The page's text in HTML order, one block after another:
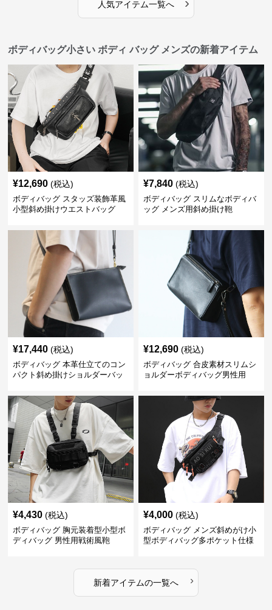
人気アイテム一覧へ
ボディバッグ小さい ボディ バッグ メンズの新着アイテム
¥12,690 (税込)
ボディバッグ スタッズ装飾革風
小型斜め掛けウエストバッグ
¥7,840 (税込)
ボディバッグ スリムなボディバ
ッグ メンズ用斜め掛け鞄
¥17,440 (税込)
ボディバッグ 本革仕立てのコン
パクト斜め掛けショルダーバッ
¥12,690 (税込)
ボディバッグ 合皮素材スリムシ
ョルダーボディバッグ男性用
¥4,430 (税込)
ボディバッグ 胸元装着型小型ボ
ディバッグ 男性用戦術風鞄
¥4,000 (税込)
ボディバッグ メンズ斜めがけ小
型ボディバッグ多ポケット仕様
新着アイテムの一覧へ ›